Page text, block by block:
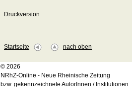
Druckversion
Startseite nach oben
© 2026
NRhZ-Online - Neue Rheinische Zeitung
bzw. gekennzeichnete AutorInnen / Institutionen